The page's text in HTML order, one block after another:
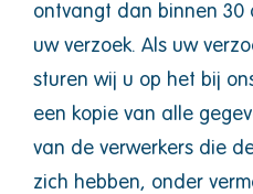
ontvangt dan binnen 30
uw verzoek. Als uw
sturen wij u op het bij
een kopie van alle
van de verwerkers die
zich hebben, onder